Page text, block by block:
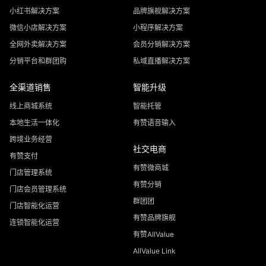
小红书解决方案
微信小店解决方案
全网外卖解决方案
分销平台和群团购
品牌旗舰解决方案
小程序解决方案
会员分销解决方案
私域直播解决方案
全渠道销售
线上商城系统
本地生活一体化
跨境业务经营
有赞支付
门店管理系统
门店会员管理系统
门店智能化运营
连锁智能化运营
智能升级
智能托管
有赞语音输入
社交电商
有赞微商城
有赞分销
群团团
有赞品牌旗舰
有赞AllValue
AllValue Link